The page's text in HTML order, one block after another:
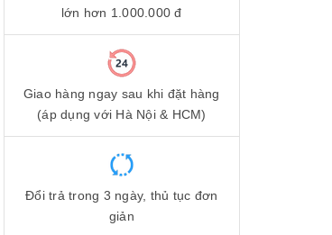
lớn hơn 1.000.000 đ
Giao hàng ngay sau khi đặt hàng
(áp dụng với Hà Nội & HCM)
Đổi trả trong 3 ngày, thủ tục đơn
giản